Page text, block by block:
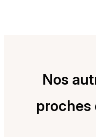
Nos
proches